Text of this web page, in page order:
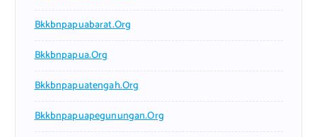
Bkkbnpapuabarat.org
Bkkbnpapua.org
Bkkbnpapuatengah.org
Bkkbnpapuapegunungan.org